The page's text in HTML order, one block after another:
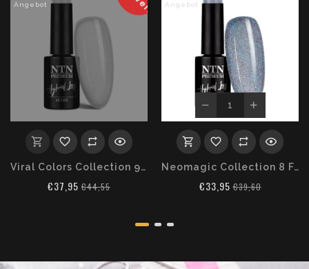
Angebot
Viral Colors Collection 9 Farben a 5 ml
€37,95 €44,55
Angebot
Neomagic Collection 8 Farben a 5 ml
€33,95 €39,60